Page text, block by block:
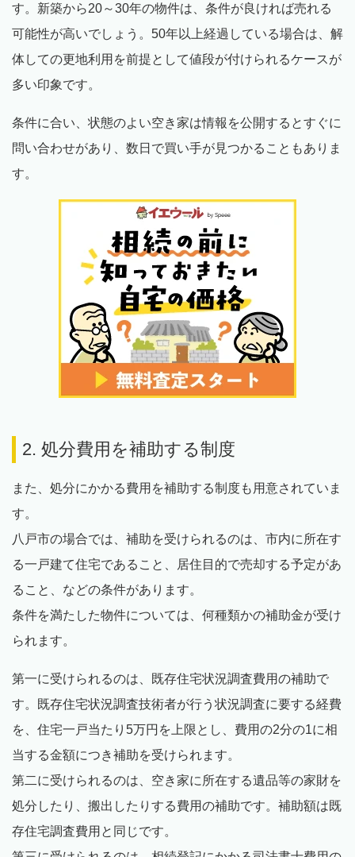
す。新築から20～30年の物件は、条件が良ければ売れる
可能性が高いでしょう。50年以上経過している場合は、解
体しての更地利用を前提として値段が付けられるケースが
多い印象です。
条件に合い、状態のよい空き家は情報を公開するとすぐに
問い合わせがあり、数日で買い手が見つかることもありま
す。
2. 処分費用を補助する制度
また、処分にかかる費用を補助する制度も用意されていま
す。
八戸市の場合では、補助を受けられるのは、市内に所在す
る一戸建て住宅であること、居住目的で売却する予定があ
ること、などの条件があります。
条件を満たした物件については、何種類かの補助金が受け
られます。
第一に受けられるのは、既存住宅状況調査費用の補助で
す。既存住宅状況調査技術者が行う状況調査に要する経費
を、住宅一戸当たり5万円を上限とし、費用の2分の1に相
当する金額につき補助を受けられます。
第二に受けられるのは、空き家に所在する遺品等の家財を
処分したり、搬出したりする費用の補助です。補助額は既
存住宅調査費用と同じです。